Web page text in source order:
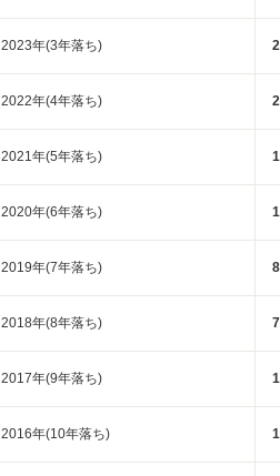
2023年(3年落ち)
2022年(4年落ち)
2021年(5年落ち)
2020年(6年落ち)
2019年(7年落ち)
2018年(8年落ち)
2017年(9年落ち)
2016年(10年落ち)